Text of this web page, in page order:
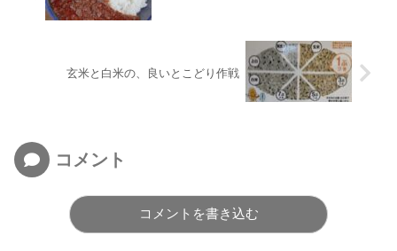
玄米と白米の、良いとこどり作戦
コメント
コメントを書き込む